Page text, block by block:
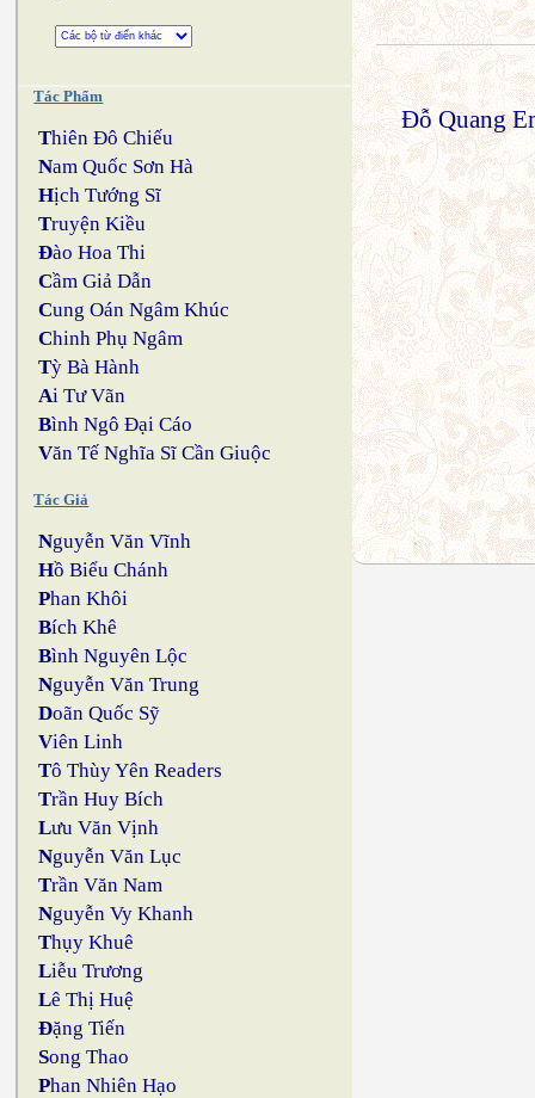
Tác Phẩm
Thiên Đô Chiếu
Nam Quốc Sơn Hà
Hịch Tướng Sĩ
Truyện Kiều
Đào Hoa Thi
Cầm Giả Dẫn
Cung Oán Ngâm Khúc
Chinh Phụ Ngâm
Tỳ Bà Hành
Ai Tư Vãn
Bình Ngô Đại Cáo
Văn Tế Nghĩa Sĩ Cần Giuộc
Tác Giả
Nguyễn Văn Vĩnh
Hồ Biểu Chánh
Phan Khôi
Bích Khê
Bình Nguyên Lộc
Nguyễn Văn Trung
Doãn Quốc Sỹ
Viên Linh
Tô Thùy Yên Readers
Trần Huy Bích
Lưu Văn Vịnh
Nguyễn Văn Lục
Trần Văn Nam
Nguyễn Vy Khanh
Thụy Khuê
Liễu Trương
Lê Thị Huệ
Đặng Tiến
Song Thao
Phan Nhiên Hạo
Đỗ Quang